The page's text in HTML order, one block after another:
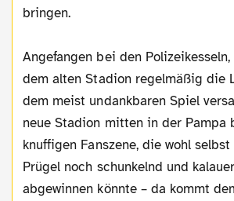
bringen.
Angefangen bei den
dem alten Stadion regelmäßig die
dem meist undankbaren Spiel
neue Stadion mitten in der Pampa
knuffigen Fanszene, die wohl
Prügel noch schunkelnd und
abgewinnen könnte – da kommt